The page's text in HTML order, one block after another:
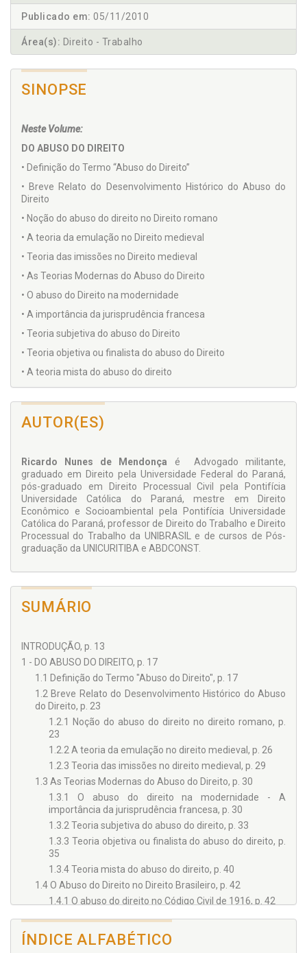
Publicado em: 05/11/2010
Área(s): Direito - Trabalho
SINOPSE
Neste Volume:
DO ABUSO DO DIREITO
• Definição do Termo “Abuso do Direito”
• Breve Relato do Desenvolvimento Histórico do Abuso do
Direito
• Noção do abuso do direito no Direito romano
• A teoria da emulação no Direito medieval
• Teoria das imissões no Direito medieval
• As Teorias Modernas do Abuso do Direito
• O abuso do Direito na modernidade
• A importância da jurisprudência francesa
• Teoria subjetiva do abuso do Direito
• Teoria objetiva ou finalista do abuso do Direito
• A teoria mista do abuso do direito
• O Abuso do Direito no Direito Brasileiro
• Outras menções legislativas do abuso do direito
• Elementos objetivos definidores do abuso
DO ABUSO DO DIREITO DAS AÇÕES POSSESSÓRIAS
• Do Direito de Ação
• A ação segundo a teoria civilista ou imanentista
• A polêmica Windscheid e Muther
• A teoria da ação no sentido abstrato
sentido abstrato
• A teoria de Liebman
• Conceito contemporâneo de ação
• Das Condições da Ação
• Interesse de agir
• Da legitimidade de parte – Legitimatio ad causam
• Das Ações Possessórias
• Fundamentos da proteção da posse por meio das ações
possessórias
• Requisitos da tutela possessória – Importância doutrinária
da classificação da posse
• Das espécies de ações possessórias
• Das condições das ações possessórias
DO ABUSO DO DIREITO DAS AÇÕES POSSESSÓRIAS COMO
• Dos Atos Antissindicais
AUTOR(ES)
Ricardo Nunes de Mendonça é Advogado militante,
graduado em Direito pela Universidade Federal do Paraná,
pós-graduado em Direito Processual Civil pela Pontifícia
Universidade Católica do Paraná, mestre em Direito
Econômico e Socioambiental pela Pontifícia Universidade
Católica do Paraná, professor de Direito do Trabalho e Direito
Processual do Trabalho da UNIBRASIL e de cursos de Pós-
graduação da UNICURITIBA e ABDCONST.
SUMÁRIO
INTRODUÇÃO, p. 13
1 - DO ABUSO DO DIREITO, p. 17
1.1 Definição do Termo "Abuso do Direito", p. 17
1.2 Breve Relato do Desenvolvimento Histórico do Abuso
do Direito, p. 23
1.2.1 Noção do abuso do direito no direito romano, p.
23
1.2.2 A teoria da emulação no direito medieval, p. 26
1.2.3 Teoria das imissões no direito medieval, p. 29
1.3 As Teorias Modernas do Abuso do Direito, p. 30
1.3.1 O abuso do direito na modernidade - A
importância da jurisprudência francesa, p. 30
1.3.2 Teoria subjetiva do abuso do direito, p. 33
1.3.3 Teoria objetiva ou finalista do abuso do direito, p.
35
1.3.4 Teoria mista do abuso do direito, p. 40
1.4 O Abuso do Direito no Direito Brasileiro, p. 42
1.4.1 O abuso do direito no Código Civil de 1916, p. 42
1.4.2 Outras menções legislativas do abuso do direito,
1.4.3 O art. 187 do Código Civil brasileiro, p. 50
ÍNDICE ALFABÉTICO